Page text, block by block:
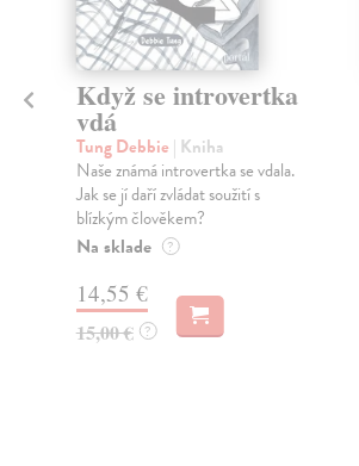
Když se introvertka
vdá
Tung Debbie | Kniha
Naše známá introvertka se vdala.
Jak se jí daří zvládat soužití s
blízkým člověkem?
Na sklade ?
14,55 €
15,00 € ?